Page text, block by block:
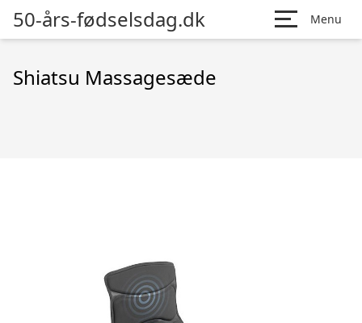
50-års-fødselsdag.dk Menu
Shiatsu Massagesæde